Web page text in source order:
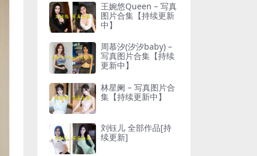
王婉悠Queen – 写真
图片合集【持续更新
中】
周慕汐(汐汐baby) –
写真图片合集【持续
更新中】
林星阑 – 写真图片合
集【持续更新中】
刘钰儿 全部作品[持
续更新]